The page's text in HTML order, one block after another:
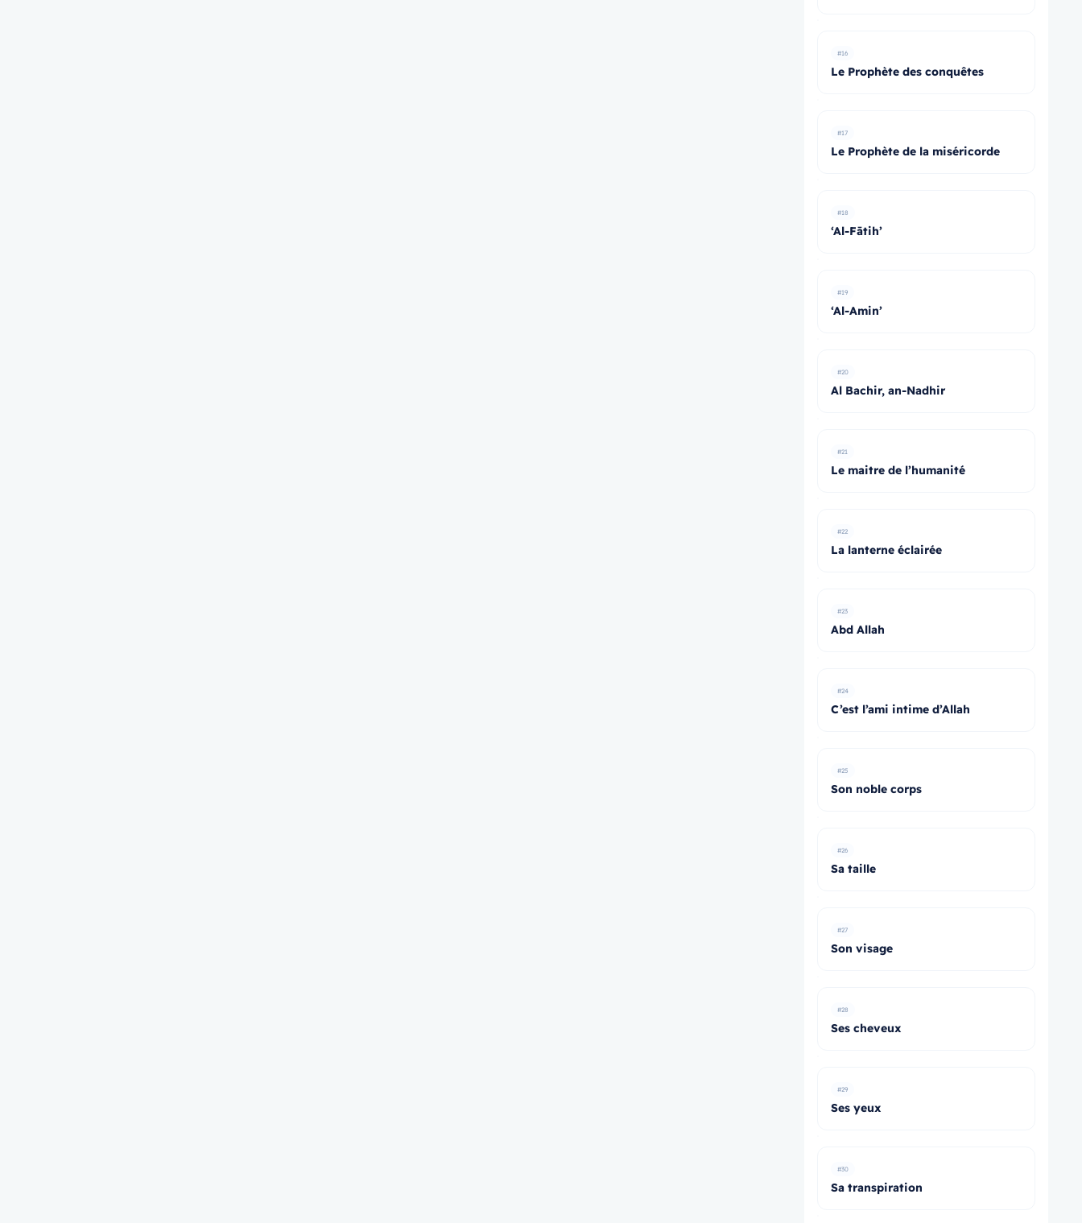
#16
Le Prophète des conquêtes
#17
Le Prophète de la miséricorde
#18
‘Al-Fātih’
#19
‘Al-Amin’
#20
Al Bachir, an-Nadhir
#21
Le maitre de l’humanité
#22
La lanterne éclairée
#23
Abd Allah
#24
C’est l’ami intime d’Allah
#25
Son noble corps
#26
Sa taille
#27
Son visage
#28
Ses cheveux
#29
Ses yeux
#30
Sa transpiration